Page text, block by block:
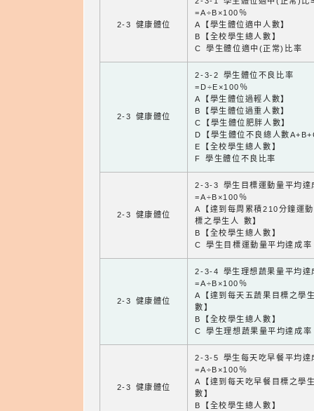
2-3 健康體位
=A÷B×100％
A【學生體位適中人數】
B【全校學生總人數】
C 學生體位適中(正常)比率
2-3 健康體位
2-3-2 學生體位不良比率
=D÷E×100％
A【學生體位過輕人數】
B【學生體位過重人數】
C【學生體位肥胖人數】
D【學生體位不良總人數
E【全校學生總人數】
F 學生體位不良比率
2-3 健康體位
2-3-3 學生目標運動量平均達
=A÷B×100％
A【達到每周累積210分鐘運
標之學生人 數】
B【全校學生總人數】
C 學生目標運動量平均達成率
2-3 健康體位
2-3-4 學生理想蔬果量平均達
=A÷B×100％
A【達到每天五蔬果目標之學
數】
B【全校學生總人數】
C 學生理想蔬果量平均達成率
2-3 健康體位
2-3-5 學生每天吃早餐平均達
=A÷B×100％
A【達到每天吃早餐目標之學
數】
B【全校學生總人數】